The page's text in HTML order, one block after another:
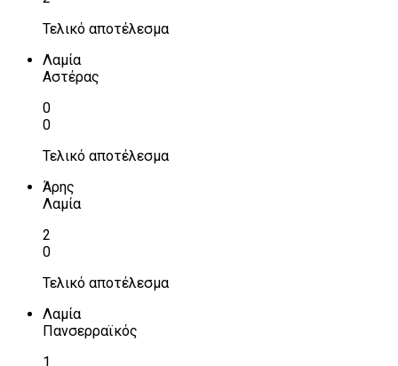
Τελικό αποτέλεσμα
Λαμία
Αστέρας
0
0
Τελικό αποτέλεσμα
Άρης
Λαμία
2
0
Τελικό αποτέλεσμα
Λαμία
Πανσερραϊκός
1